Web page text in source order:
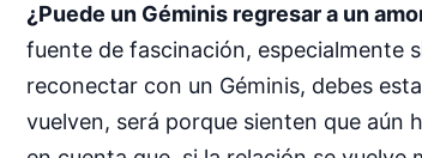
¿Puede un Géminis regresar a un
fuente de fascinación, especialmente
reconectar con un Géminis, debes
vuelven, será porque sienten que